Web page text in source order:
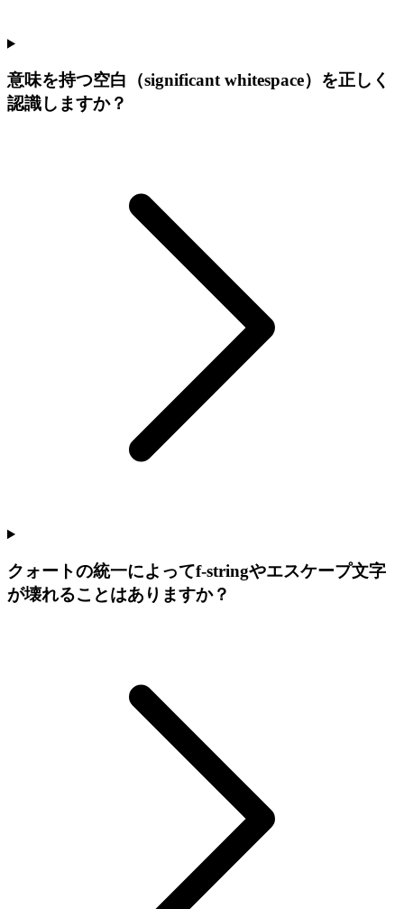
意味を持つ空白（significant whitespace）を正しく
認識しますか？
クォートの統一によってf-stringやエスケープ文字
が壊れることはありますか？